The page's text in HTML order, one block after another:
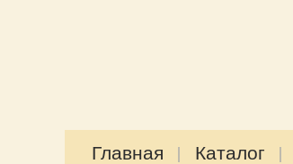
Главная Каталог